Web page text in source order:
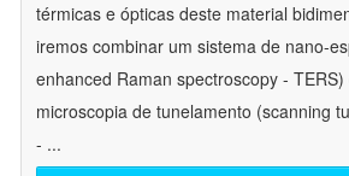
térmicas e ópticas deste material
iremos combinar um sistema de nano-
enhanced Raman spectroscopy -
microscopia de tunelamento (scanning
- ...